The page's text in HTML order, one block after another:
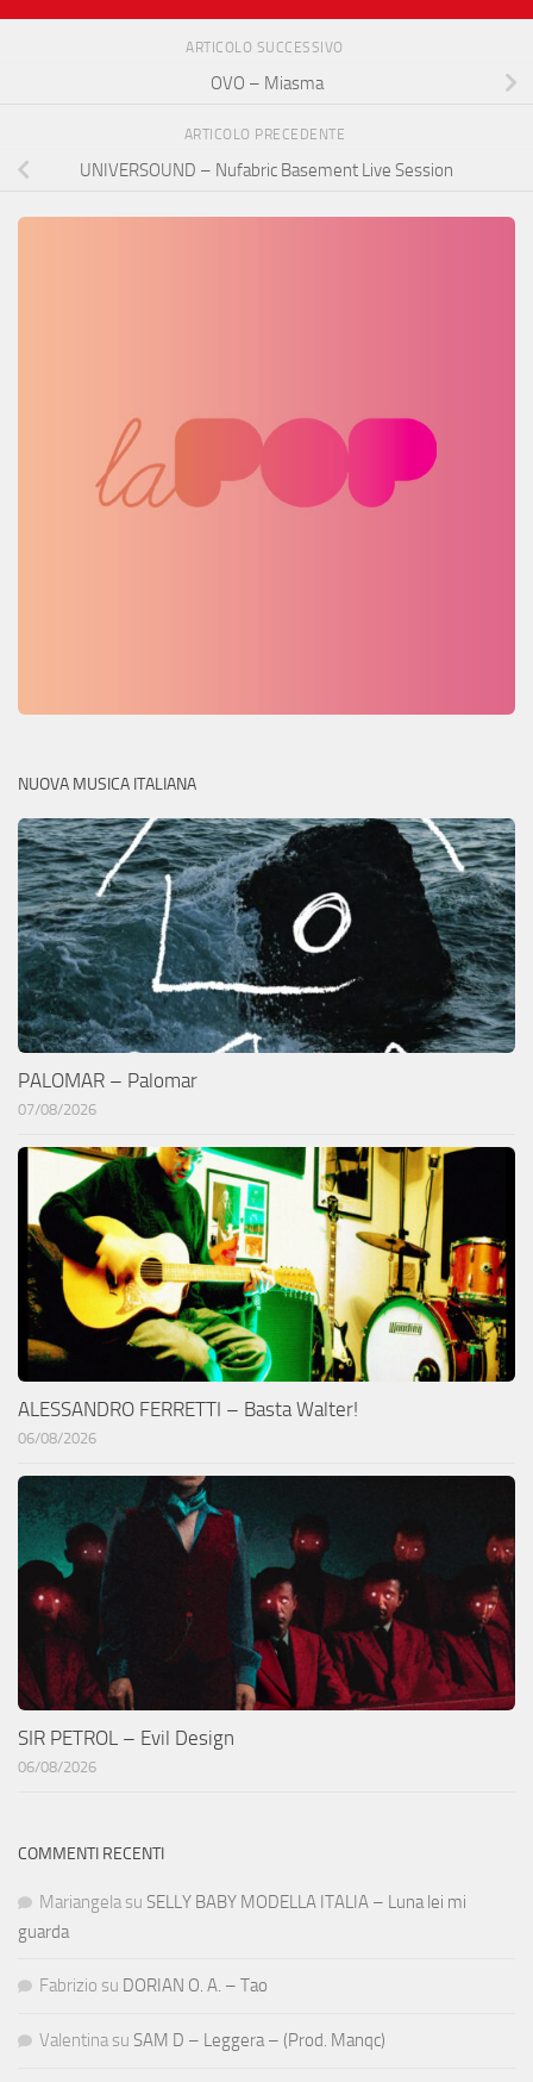
ARTICOLO SUCCESSIVO
OVO – Miasma
ARTICOLO PRECEDENTE
UNIVERSOUND – Nufabric Basement Live Session
NUOVA MUSICA ITALIANA
PALOMAR – Palomar
07/08/2026
ALESSANDRO FERRETTI – Basta Walter!
06/08/2026
SIR PETROL – Evil Design
06/08/2026
COMMENTI RECENTI
Mariangela su SELLY BABY MODELLA ITALIA – Luna lei mi
guarda
Fabrizio su DORIAN O. A. – Tao
Valentina su SAM D – Leggera – (Prod. Manqc)